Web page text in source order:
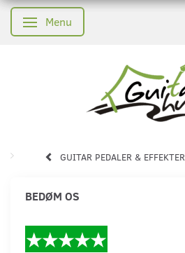
Skifte navigation
Menu
GUITAR PEDALER & EFFEKTER
BEDØM OS